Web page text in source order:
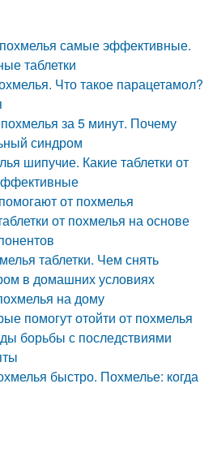
похмелья самые эффективные.
таблетки
Что такое парацетамол?
за 5 минут. Почему
синдром
шипучие. Какие таблетки от
от похмелья
от похмелья на основе
таблетки. Чем снять
в домашних условиях
на дому
помогут отойти от похмелья
борьбы с последствиями
быстро. Похмелье: когда